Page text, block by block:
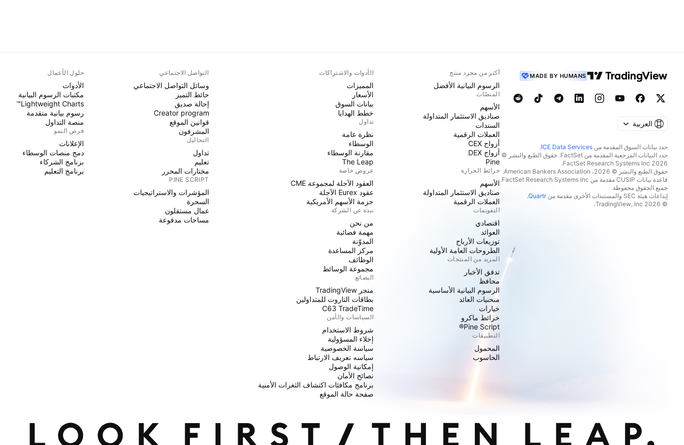
MADE BY HUMANS
العربية
حدد بيانات السوق المقدمة من ICE Data Services
.
حدد البيانات المرجعية المقدمة من FactSet. حقوق الطبع والنشر ©
2026 FactSet Research Systems Inc.
حقوق الطبع والنشر © 2026، American Bankers Association.
قاعدة بيانات CUSIP مقدمة من FactSet Research Systems Inc.
جميع الحقوق محفوظة.
إيداعات هيئة SEC والمستندات الأخرى مقدمة من
Quartr
.
© 2026 TradingView, Inc.
أكثر من مجرد منتج
الرسوم البيانية الأفضل
المنصّات
الأسهم
صناديق الاستثمار المتداولة
السندات
العملات الرقمية
أزواج CEX
أزواج DEX
Pine
خرائط الحرارة
الأسهم
صناديق الاستثمار المتداولة
العملات الرقمية
التقويمات
اقتصادي
العوائد
توزيعات الأرباح
الطروحات العامة الأولية
المزيد من المنتجات
تدفق الأخبار
محافظ
الرسوم البيانية الأساسية
منحنيات العائد
خيارات
خرائط ماكرو
Pine Script®
التطبيقات
المحمول
الحاسوب
الأدوات والاشتراكات
المميزات
الأسعار
بيانات السوق
خطط الهدايا
تداول
نظرة عامة
الوسطاء
مقارنة الوسطاء
The Leap
عروض خاصة
العقود الآجلة لمجموعة CME
عقود Eurex الآجلة
حزمة الأسهم الأمريكية
نبذة عن الشركة
من نحن
مهمة فضائية
المدوّنة
مركز المساعدة
الوظائف
مجموعة الوسائط
البضائع
متجر TradingView
بطاقات التاروت للمتداولين
C63 TradeTime
السياسات والأمن
شروط الاستخدام
إخلاء المسؤولية
سياسة الخصوصية
سياسه تعريف الارتباط
إمكانية الوصول
نصائح الأمان
برنامج مكافئات اكتشاف الثغرات الأمنية
صفحة حالة الموقع
التواصل الاجتماعي
وسائل التواصل الاجتماعي
حائط التميز
إحالة صديق
Creator program
قوانين الموقع
المشرفون
التحاليل
تداول
تعليم
مختارات المحرر
PINE SCRIPT
المؤشرات والاستراتيجيات
السحرة
عمال مستقلون
مساحات مدفوعة
حلول الأعمال
الأدوات
مكتبات الرسوم البيانية
Lightweight Charts™
رسوم بيانية متقدمة
منصة التداول
فرص النمو
الإعلانات
دمج منصات الوسطاء
برنامج الشركاء
برنامج التعليم